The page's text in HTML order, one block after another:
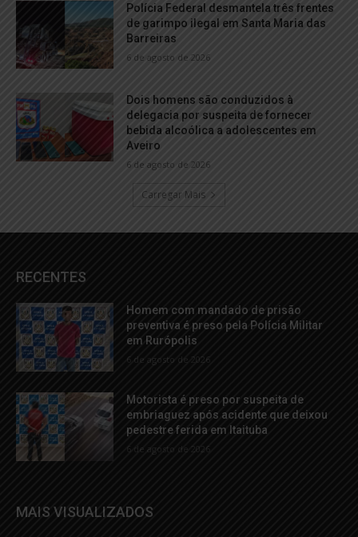
Polícia Federal desmantela três frentes
de garimpo ilegal em Santa Maria das
Barreiras
6 de agosto de 2026
Dois homens são conduzidos à
delegacia por suspeita de fornecer
bebida alcoólica a adolescentes em
Aveiro
6 de agosto de 2026
Carregar Mais
RECENTES
Homem com mandado de prisão
preventiva é preso pela Polícia Militar
em Rurópolis
6 de agosto de 2026
Motorista é preso por suspeita de
embriaguez após acidente que deixou
pedestre ferida em Itaituba
6 de agosto de 2026
MAIS VISUALIZADOS